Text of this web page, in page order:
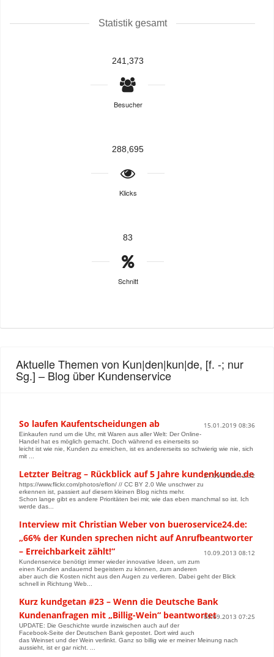
Statistik gesamt
241,373
Besucher
288,695
Klicks
83
Schnitt
Aktuelle Themen von Kun|den|kun|de, [f. -; nur
Sg.] – Blog über Kundenservice
So laufen Kaufentscheidungen ab 15.01.2019 08:36
Einkaufen rund um die Uhr, mit Waren aus aller Welt: Der Online-
Handel hat es möglich gemacht. Doch während es einerseits so
leicht ist wie nie, Kunden zu erreichen, ist es andererseits so schwierig wie nie, sich
mit ...
Letzter Beitrag – Rückblick auf 5 Jahre kundenkunde.de
21.09.2014 12:32
https://www.flickr.com/photos/eflon/ // CC BY 2.0 Wie unschwer zu
erkennen ist, passiert auf diesem kleinen Blog nichts mehr.
Schon lange gibt es andere Prioritäten bei mir, wie das eben manchmal so ist. Ich
werde das...
Interview mit Christian Weber von bueroservice24.de:
„66% der Kunden sprechen nicht auf Anrufbeantworter
– Erreichbarkeit zählt!“
10.09.2013 08:12
Kundenservice benötigt immer wieder innovative Ideen, um zum
einen Kunden andauernd begeistern zu können, zum anderen
aber auch die Kosten nicht aus den Augen zu verlieren. Dabei geht der Blick
schnell in Richtung Web...
Kurz kundgetan #23 – Wenn die Deutsche Bank
Kundenanfragen mit „Billig-Wein“ beantwortet09.09.2013 07:25
UPDATE: Die Geschichte wurde inzwischen auch auf der
Facebook-Seite der Deutschen Bank gepostet. Dort wird auch
das Weinset und der Wein verlinkt. Ganz so billig wie er meiner Meinung nach
aussieht, ist er gar nicht. ...